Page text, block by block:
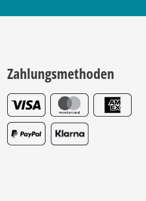
Zahlungsmethoden